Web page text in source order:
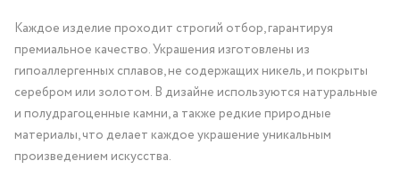
Каждое изделие проходит строгий отбор, гарантируя
премиальное качество. Украшения изготовлены из
гипоаллергенных сплавов, не содержащих никель, и покрыты
серебром или золотом. В дизайне используются натуральные
и полудрагоценные камни, а также редкие природные
материалы, что делает каждое украшение уникальным
произведением искусства.